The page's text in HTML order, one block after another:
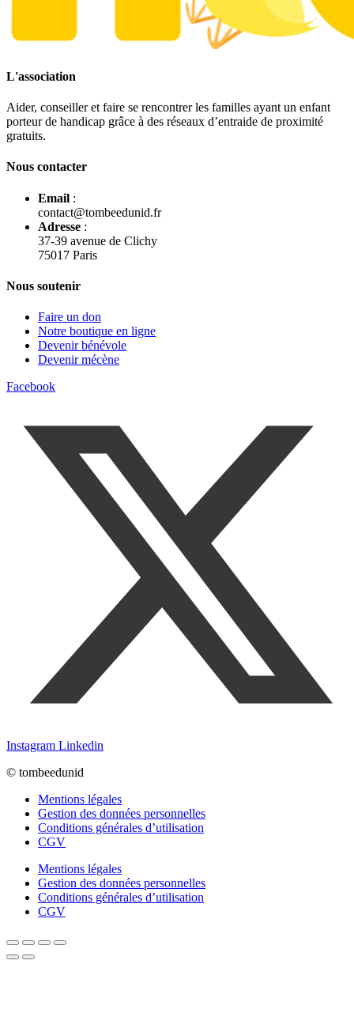
L'association
Aider, conseiller et faire se rencontrer les familles ayant un enfant
porteur de handicap grâce à des réseaux d’entraide de proximité
gratuits.
Nous contacter
Email :
contact@tombeedunid.fr
Adresse :
37-39 avenue de Clichy
75017 Paris
Nous soutenir
Faire un don
Notre boutique en ligne
Devenir bénévole
Devenir mécène
Facebook
Instagram Linkedin
© tombeedunid
Mentions légales
Gestion des données personnelles
Conditions générales d’utilisation
CGV
Mentions légales
Gestion des données personnelles
Conditions générales d’utilisation
CGV